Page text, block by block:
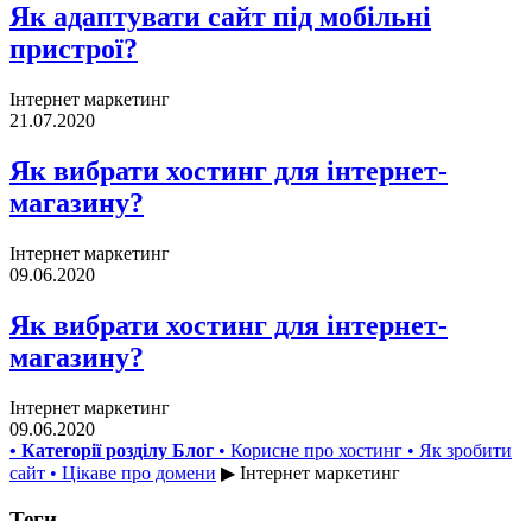
Як адаптувати сайт під мобільні
пристрої?
Інтернет маркетинг
21.07.2020
Як вибрати хостинг для інтернет-
магазину?
Інтернет маркетинг
09.06.2020
Як вибрати хостинг для інтернет-
магазину?
Інтернет маркетинг
09.06.2020
• Категорії розділу Блог • Корисне про хостинг • Як зробити
сайт • Цікаве про домени ▶ Інтернет маркетинг